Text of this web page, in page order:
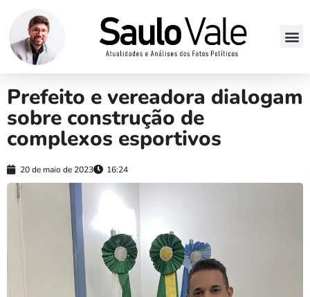
Prefeito e vereadora dialogam
sobre construção de
complexos esportivos
20 de maio de 2023 16:24